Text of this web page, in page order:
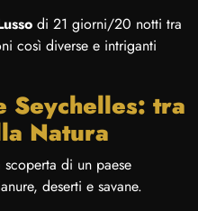
di 21 giorni/20 notti tra
così diverse e intriganti
Seychelles: tra
Natura
di un paese
deserti e savane.